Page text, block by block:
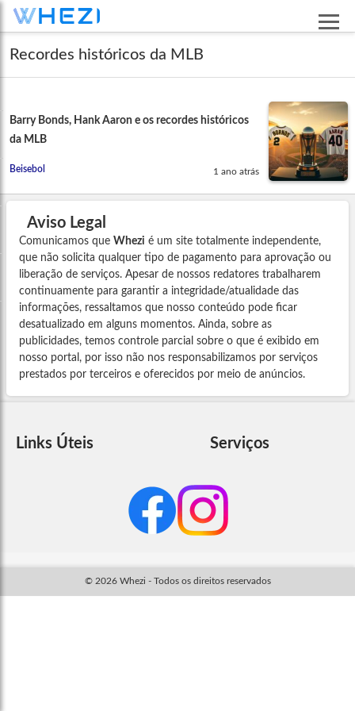
Recordes históricos da MLB
Barry Bonds, Hank Aaron e os recordes históricos
da MLB
Beisebol 1 ano atrás
Aviso Legal
Comunicamos que Whezi é um site totalmente independente,
que não solicita qualquer tipo de pagamento para aprovação ou
liberação de serviços. Apesar de nossos redatores trabalharem
continuamente para garantir a integridade/atualidade das
informações, ressaltamos que nosso conteúdo pode ficar
desatualizado em alguns momentos. Ainda, sobre as
publicidades, temos controle parcial sobre o que é exibido em
nosso portal, por isso não nos responsabilizamos por serviços
prestados por terceiros e oferecidos por meio de anúncios.
Links Úteis Serviços
© 2026 Whezi - Todos os direitos reservados